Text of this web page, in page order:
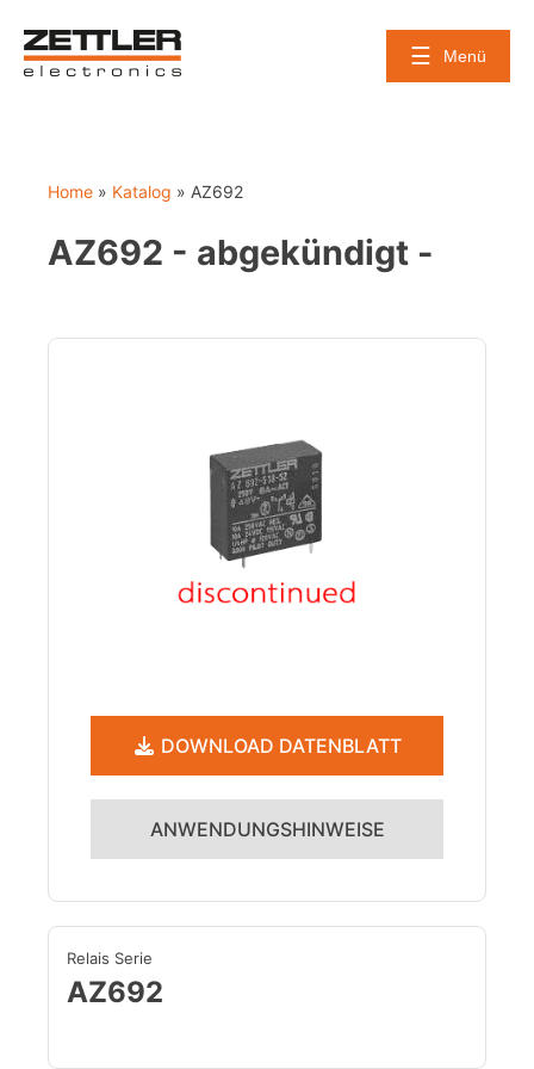
content
Menü
Home » Katalog » AZ692
AZ692 - abgekündigt -
DOWNLOAD DATENBLATT
ANWENDUNGSHINWEISE
Relais Serie
AZ692